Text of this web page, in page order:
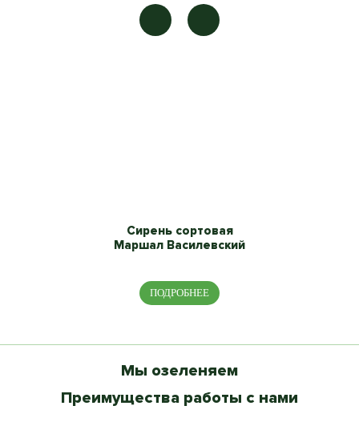
Сирень сортовая
Маршал Василевский
ПОДРОБНЕЕ
Мы озеленяем
Новые Жилые Комплексы
Московский центр
Серебряный бор
КП Миллениум
Комплекс Лужники
Парк Горького
Парк Сокольники
Екатерининский парк
Аэропорт Шереметьево
Поклонная гора
Павшинская пойма
ВДНХ
Преимущества работы с нами